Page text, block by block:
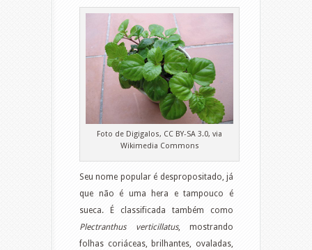
Foto de Digigalos, CC BY-SA 3.0, via
Wikimedia Commons
Seu nome popular é despropositado, já
que não é uma hera e tampouco é
sueca. É classificada também como
Plectranthus verticillatus, mostrando
folhas coriáceas, brilhantes, ovaladas,